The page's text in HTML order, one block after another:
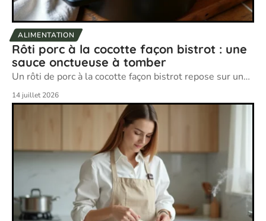
ALIMENTATION
Rôti porc à la cocotte façon bistrot : une
sauce onctueuse à tomber
Un rôti de porc à la cocotte façon bistrot repose sur un…
14 juillet 2026